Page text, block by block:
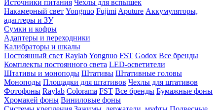
Источники питания Чехлы для вспышек
Накамерный свет Yongnuo Fujimi Aputure Аккумуляторы,
адаптеры и ЗУ
Сумки и кофры
Адаптеры и переходники
Калибраторы и шкалы
Постоянный свет RaylabYongnuo FST Godox Все бренды
Комплекты постоянного света LED-осветители
Штативы и моноподы Штативы Штативные головы
Моноподы Площадки для штативов Чехлы для штативов
Фотофоны Raylab Colorama FST Все бренды Бумажные фоны
Хромакей фоны Виниловые фоны